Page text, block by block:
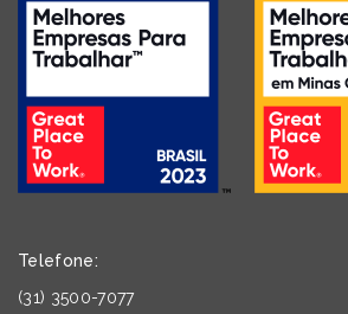
Telefone:
(31) 3500-7077